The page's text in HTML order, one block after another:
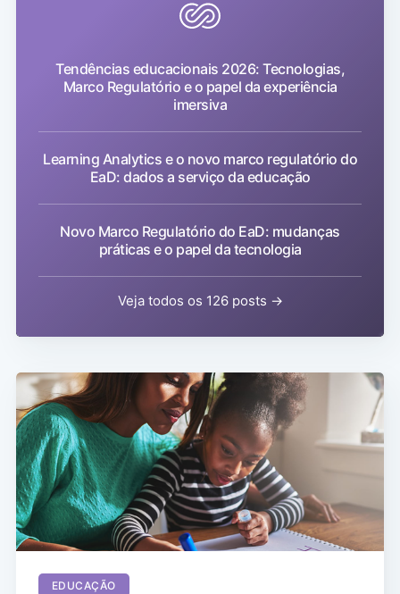
Tendências educacionais 2026: Tecnologias,
Marco Regulatório e o papel da experiência
imersiva
Learning Analytics e o novo marco regulatório do
EaD: dados a serviço da educação
Novo Marco Regulatório do EaD: mudanças
práticas e o papel da tecnologia
Veja todos os 126 posts →
EDUCAÇÃO